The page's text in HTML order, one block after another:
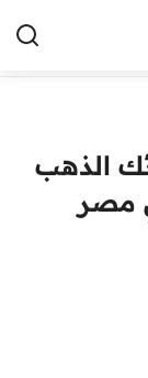
الذهب